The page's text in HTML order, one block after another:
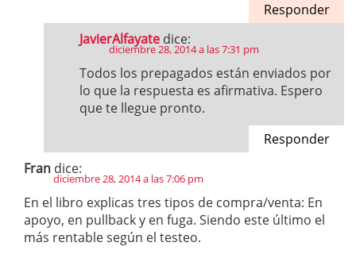
Responder
JavierAlfayate dice:
diciembre 28, 2014 a las 7:31 pm
Todos los prepagados están enviados por
lo que la respuesta es afirmativa. Espero
que te llegue pronto.
Responder
Fran dice:
diciembre 28, 2014 a las 7:06 pm
En el libro explicas tres tipos de compra/venta: En
apoyo, en pullback y en fuga. Siendo este último el
más rentable según el testeo.